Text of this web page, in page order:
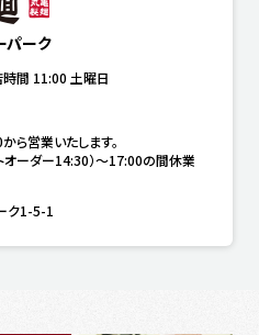
パーク
間 11:00 土曜日
ら営業いたします。
オーダー14:30）～17:00の間休業
ク1-5-1